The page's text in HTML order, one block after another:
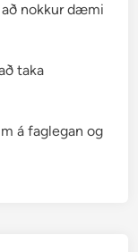
nokkur dæmi
taka
á faglegan og